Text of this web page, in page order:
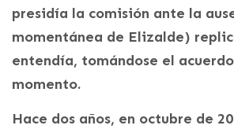
presidía la comisión ante la
momentánea de Elizalde)
entendía, tomándose el
momento.
Hace dos años, en octubre de